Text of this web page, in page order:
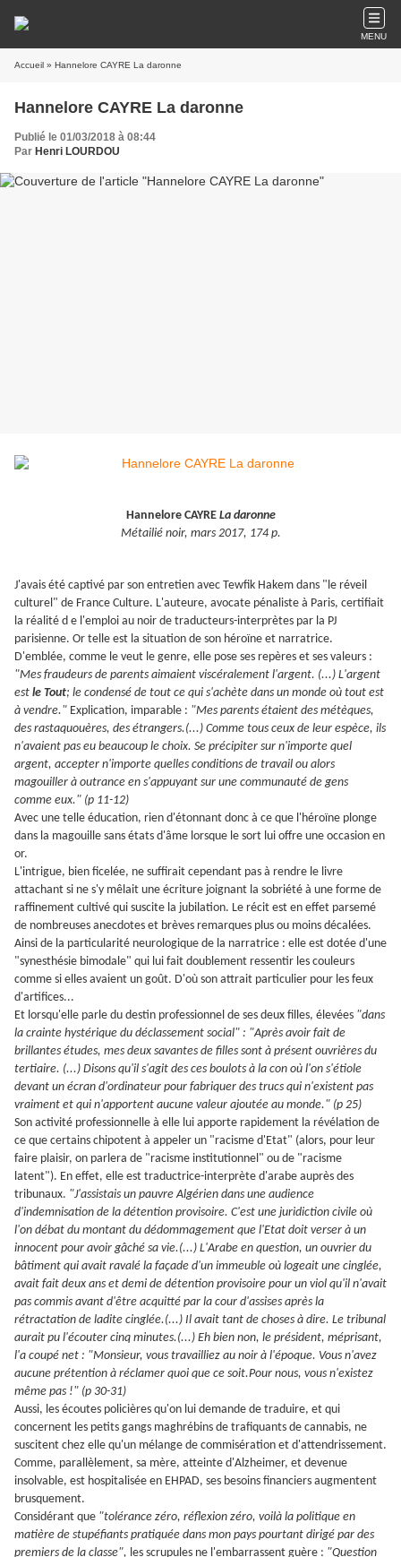
MENU
Accueil » Hannelore CAYRE La daronne
Hannelore CAYRE La daronne
Publié le 01/03/2018 à 08:44
Par Henri LOURDOU
Hannelore CAYRE La daronne
Métailié noir, mars 2017, 174 p.
J'avais été captivé par son entretien avec Tewfik Hakem dans "le réveil
culturel" de France Culture. L'auteure, avocate pénaliste à Paris, certifiait
la réalité d e l'emploi au noir de traducteurs-interprètes par la PJ
parisienne. Or telle est la situation de son héroïne et narratrice.
D'emblée, comme le veut le genre, elle pose ses repères et ses valeurs :
"Mes fraudeurs de parents aimaient viscéralement l'argent. (...) L'argent
est le Tout; le condensé de tout ce qui s'achète dans un monde où tout est
à vendre." Explication, imparable : "Mes parents étaient des métèques,
des rastaquouères, des étrangers.(...) Comme tous ceux de leur espèce, ils
n'avaient pas eu beaucoup le choix. Se précipiter sur n'importe quel
argent, accepter n'importe quelles conditions de travail ou alors
magouiller à outrance en s'appuyant sur une communauté de gens
comme eux." (p 11-12)
Avec une telle éducation, rien d'étonnant donc à ce que l'héroïne plonge
dans la magouille sans états d'âme lorsque le sort lui offre une occasion en
or.
L'intrigue, bien ficelée, ne suffirait cependant pas à rendre le livre
attachant si ne s'y mêlait une écriture joignant la sobriété à une forme de
raffinement cultivé qui suscite la jubilation. Le récit est en effet parsemé
de nombreuses anecdotes et brèves remarques plus ou moins décalées.
Ainsi de la particularité neurologique de la narratrice : elle est dotée d'une
"synesthésie bimodale" qui lui fait doublement ressentir les couleurs
comme si elles avaient un goût. D'où son attrait particulier pour les feux
d'artifices...
Et lorsqu'elle parle du destin professionnel de ses deux filles, élevées "dans
la crainte hystérique du déclassement social" : "Après avoir fait de
brillantes études, mes deux savantes de filles sont à présent ouvrières du
tertiaire. (...) Disons qu'il s'agit des ces boulots à la con où l'on s'étiole
devant un écran d'ordinateur pour fabriquer des trucs qui n'existent pas
vraiment et qui n'apportent aucune valeur ajoutée au monde." (p 25)
Son activité professionnelle à elle lui apporte rapidement la révélation de
ce que certains chipotent à appeler un "racisme d'Etat" (alors, pour leur
faire plaisir, on parlera de "racisme institutionnel" ou de "racisme
latent"). En effet, elle est traductrice-interprète d'arabe auprès des
tribunaux. "J'assistais un pauvre Algérien dans une audience
d'indemnisation de la détention provisoire. C'est une juridiction civile où
l'on débat du montant du dédommagement que l'Etat doit verser à un
innocent pour avoir gâché sa vie.(...) L'Arabe en question, un ouvrier du
bâtiment qui avait ravalé la façade d'un immeuble où logeait une cinglée,
avait fait deux ans et demi de détention provisoire pour un viol qu'il n'avait
pas commis avant d'être acquitté par la cour d'assises après la
rétractation de ladite cinglée.(...) Il avait tant de choses à dire. Le tribunal
aurait pu l'écouter cinq minutes.(...) Eh bien non, le président, méprisant,
l'a coupé net : "Monsieur, vous travailliez au noir à l'époque. Vous n'avez
aucune prétention à réclamer quoi que ce soit.Pour nous, vous n'existez
même pas !" (p 30-31)
Aussi, les écoutes policières qu'on lui demande de traduire, et qui
concernent les petits gangs maghrébins de trafiquants de cannabis, ne
suscitent chez elle qu'un mélange de commisération et d'attendrissement.
Comme, parallèlement, sa mère, atteinte d'Alzheimer, et devenue
insolvable, est hospitalisée en EHPAD, ses besoins financiers augmentent
brusquement.
Considérant que "tolérance zéro, réflexion zéro, voilà la politique en
matière de stupéfiants pratiquée dans mon pays pourtant dirigé par des
premiers de la classe", les scrupules ne l'embarrassent guère : "Question